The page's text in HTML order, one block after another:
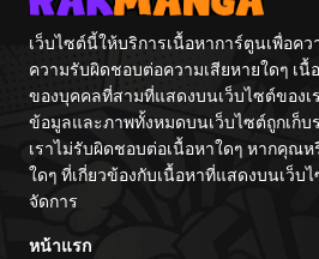
เว็บไซต์นี้ให้บริการเนื้อหาการ์ตูนเพื่อค
ความรับผิดชอบต่อความเสียหายใดๆ เ
ของบุคคลที่สามที่แสดงบนเว็บไซต์ของเ
ข้อมูลและภาพทั้งหมดบนเว็บไซต์ถูกเก็บ
เราไม่รับผิดชอบต่อเนื้อหาใดๆ หากคุณ
ใดๆ ที่เกี่ยวข้องกับเนื้อหาที่แสดงบนเว็บ
จัดการ
หน้าแรก